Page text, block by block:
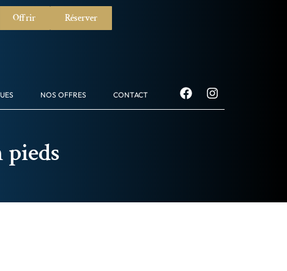
Offrir Réserver
NOS OFFRES CONTACT